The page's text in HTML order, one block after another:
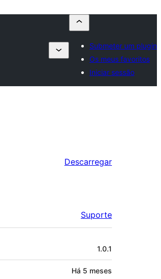
Submeter um plugin
Os meus favoritos
Iniciar sessão
Descarregar
Suporte
1.0.1
Há 5 meses